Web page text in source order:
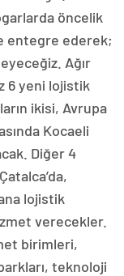
öncelik
entegre ederek;
Ağır
6 yeni lojistik
ikisi, Avrupa
Kocaeli
Diğer 4
lojistik
verecekler.
birimleri,
teknoloji